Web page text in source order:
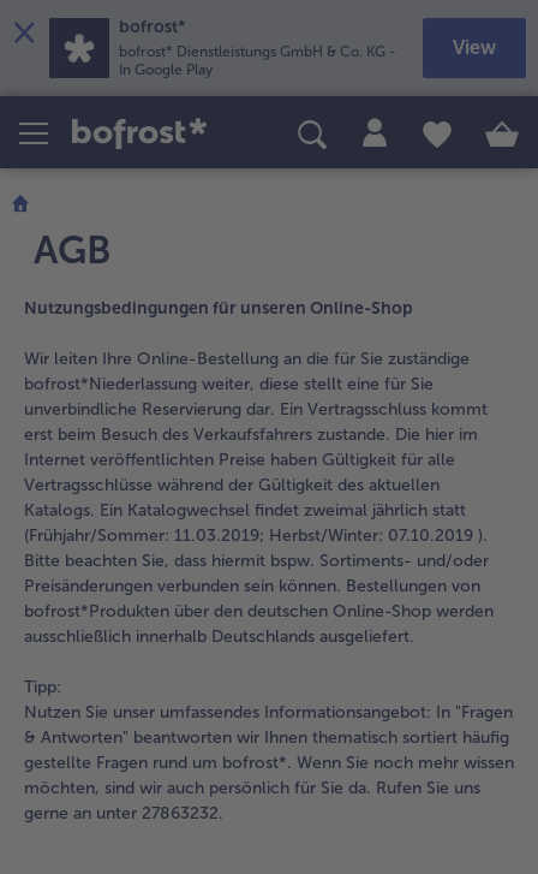
Produkte
Pizza
Suppeneinlagen
alle Brot & Brötchen
Snacks
alle Snacks
Süßspeisen
alle Süßspeisen
Obst
alle Obst
Wein & Spirituosen
alle Wein & Spirituosen
Küchenutensilien
alle Küchenutensilien
Kuchen & Torten
Themenwelten
Sommer & Grillen
Angebote
alle Frisch
Länderküche
alle Länderküche
Kids-Produkte
alle Kids-Produkte
Vegetarisch
alle Vegetarisch
alle BIO
bofrost*free
alle bofrost*free
High Protein
Pflanzliche Alternativprodukte
alle Pflanzliche Alternativprodukte
Heißluftfritteuse
alle Heißluftfritteuse
Rezepte
Feines mit Fleisch
AGB
Nutzungsbedingungen für unseren Online-Shop
Wir leiten Ihre Online-Bestellung an die für Sie zuständige
bofrost*Niederlassung weiter, diese stellt eine für Sie
unverbindliche Reservierung dar. Ein Vertragsschluss kommt
erst beim Besuch des Verkaufsfahrers zustande. Die hier im
Internet veröffentlichten Preise haben Gültigkeit für alle
Vertragsschlüsse während der Gültigkeit des aktuellen
Katalogs. Ein Katalogwechsel findet zweimal jährlich statt
(Frühjahr/Sommer: 11.03.2019; Herbst/Winter: 07.10.2019 ).
Bitte beachten Sie, dass hiermit bspw. Sortiments- und/oder
Preisänderungen verbunden sein können. Bestellungen von
bofrost*Produkten über den deutschen Online-Shop werden
ausschließlich innerhalb Deutschlands ausgeliefert.
Tipp:
Nutzen Sie unser umfassendes Informationsangebot: In "Fragen
& Antworten" beantworten wir Ihnen thematisch sortiert häufig
gestellte Fragen rund um bofrost*. Wenn Sie noch mehr wissen
möchten, sind wir auch persönlich für Sie da. Rufen Sie uns
gerne an unter 27863232.
× bofrost*
bofrost* Dienstleistungs GmbH & Co. KG -
In Google Play
View